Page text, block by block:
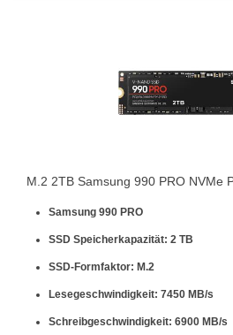
M.2 2TB Samsung 990 PRO NVMe
Samsung 990 PRO
SSD Speicherkapazität: 2 TB
SSD-Formfaktor: M.2
Lesegeschwindigkeit: 7450 MB/s
Schreibgeschwindigkeit: 6900 MB/s